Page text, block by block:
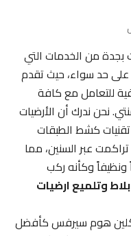
من الخدمات التي
حد سواء، حيث تقدم
مع كافة
نحن ندرك أن الأرضيات
كشط الطبقات
عبر السنين، مما
وكأنه ركب
ارضيات
هوم سيرفس كأفضل